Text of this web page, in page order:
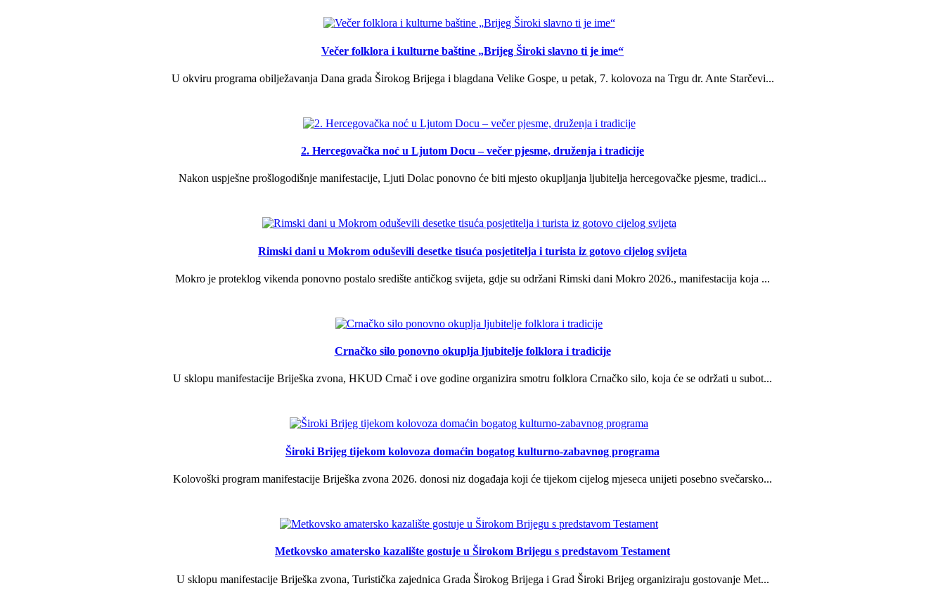
Večer folklora i kulturne baštine „Brijeg Široki slavno ti je ime“
U okviru programa obilježavanja Dana grada Širokog Brijega i blagdana Velike Gospe, u petak, 7. kolovoza na Trgu dr. Ante Starčevi...
2. Hercegovačka noć u Ljutom Docu – večer pjesme, druženja i tradicije
Nakon uspješne prošlogodišnje manifestacije, Ljuti Dolac ponovno će biti mjesto okupljanja ljubitelja hercegovačke pjesme, tradici...
Rimski dani u Mokrom oduševili desetke tisuća posjetitelja i turista iz gotovo cijelog svijeta
Mokro je proteklog vikenda ponovno postalo središte antičkog svijeta, gdje su održani Rimski dani Mokro 2026., manifestacija koja ...
Crnačko silo ponovno okuplja ljubitelje folklora i tradicije
U sklopu manifestacije Briješka zvona, HKUD Crnač i ove godine organizira smotru folklora Crnačko silo, koja će se održati u subot...
Široki Brijeg tijekom kolovoza domaćin bogatog kulturno-zabavnog programa
Kolovoški program manifestacije Briješka zvona 2026. donosi niz događaja koji će tijekom cijelog mjeseca unijeti posebno svečarsko...
Metkovsko amatersko kazalište gostuje u Širokom Brijegu s predstavom Testament
U sklopu manifestacije Briješka zvona, Turistička zajednica Grada Širokog Brijega i Grad Široki Brijeg organiziraju gostovanje Met...